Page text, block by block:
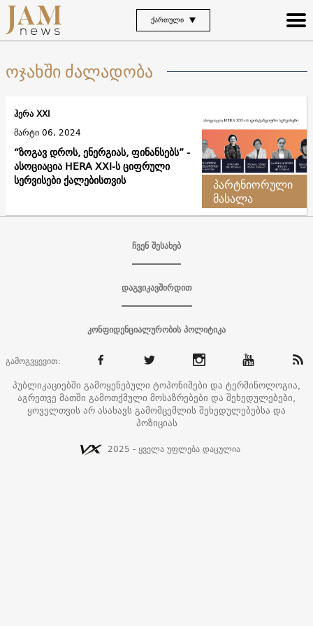
ᲥᲐᲠᲗᲣᲚᲘ
ოჯახში ძალადობა
პარტნიორული
მასალა
“ზოგავ დროს, ენერგიას, ფინანსებს” -
ასოციაცია HERA XXI-ს ციფრული
სერვისები ქალებისთვის
ჰერა XXI
მარტი 06, 2024
ჩვენ შესახებ
დაგვიკავშირდით
კონფიდენციალურობის პოლიტიკა
გამოგვყევით:
პუბლიკაციებში გამოყენებული ტოპონიმები და ტერმინოლოგია,
აგრეთვე მათში გამოთქმული მოსაზრებები და შეხედულებები,
ყოველთვის არ ასახავს გამომცემლის შეხედულებებსა და
პოზიციას
2025 - ყველა უფლება დაცულია